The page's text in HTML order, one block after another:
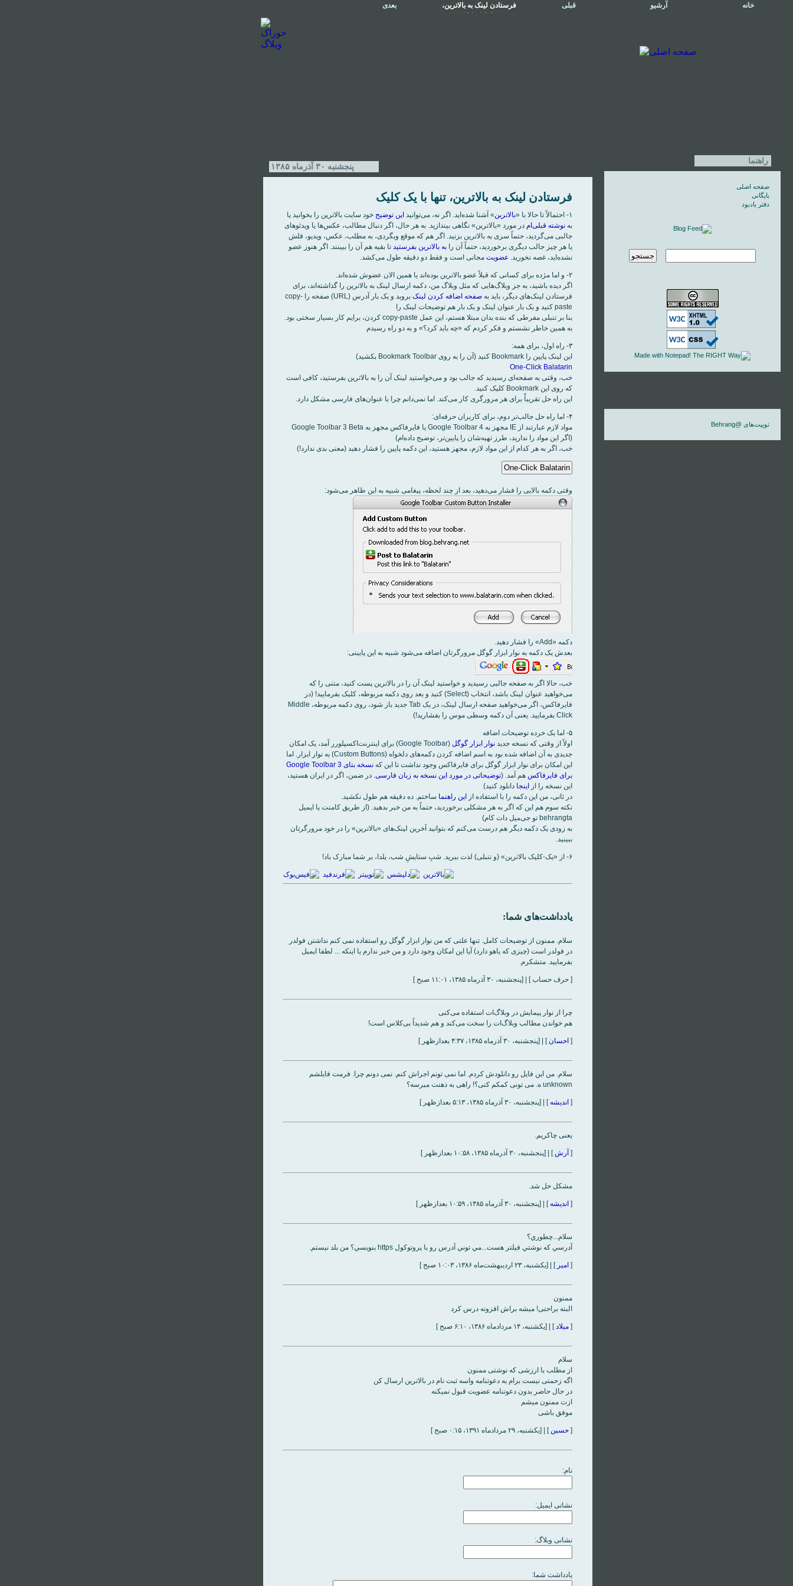
خانه آرشیو قبلی
فرستادن لينک به بالاترين،
بعدی
پنجشنبه ۳۰ آذر‌ماه ۱۳۸۵
فرستادن لينک به بالاترين، تنها با يک کليک
۱- احتمالاً تا حالا با « بالاترين» آشنا شده‌ايد. اگر نه، می‌توانيد اين توضيح خود سايت بالاترين را بخوانيد يا
به نوشته قبلی‌ام در مورد «بالاترين» نگاهی بيندازيد. به هر حال، اگر دنبال مطالب، عکس‌ها يا ويدئوهای
جالبی می‌گرديد، حتماً سری به بالاترين بزنيد. اگر هم که موقع وبگردی، به مطلب، عکس، ويديو، فلش
يا هر چيز جالب ديگری برخورديد، حتماً آن را به بالاترين بفرستيد تا بقيه هم آن را ببينند. اگر هنوز عضو
نشده‌ايد، غصه نخوريد. عضويت مجانی است و فقط دو دقيقه طول می‌کشد.
۲- و اما مژده برای کسانی که قبلاً عضو بالاترين بوده‌اند يا همين الان عضوش شده‌اند.
اگر ديده باشيد، به جز وبلاگ‌هايی که مثل وبلاگ من، دکمه ارسال لينک به بالاترين را گذاشته‌اند، برای
فرستادن لينک‌های ديگر، بايد به صفحه اضافه کردن لينک
برويد و يک بار آدرس (URL) صفحه را copy-
paste کنيد و يک بار عنوان لينک و يک بار هم توضيحات لينک را
بنا بر تنبلی مفرطی که بنده بدان مبتلا هستم، اين عمل copy-paste کردن، برايم کار بسيار سختی بود.
به همين خاطر نشستم و فکر کردم که «چه بايد کرد؟» و به دو راه رسيدم
۳- راه اول، برای همه:
اين لينک پايين را Bookmark کنيد (آن را به روی Bookmark Toolbar بکشيد)
One-Click Balatarin
خب، وقتی به صفحه‌ای رسيديد که جالب بود و می‌خواستيد لينک آن را به بالاترين بفرستيد، کافی است
که روی اين Bookmark کليک کنيد.
اين راه حل تقريباْ برای هر مرورگری کار می‌کند. اما نمی‌دانم چرا با عنوان‌های فارسی مشکل دارد.
۴- اما راه حل جالب‌تر دوم، برای کاربران حرفه‌ای:
مواد لازم عبارتند از IE مجهز به Google Toolbar 4 يا فايرفاکس مجهز به Google Toolbar 3 Beta
(اگر اين مواد را نداريد، طرز تهيه‌شان را پايين‌تر، توضيح داده‌ام)
خب، اگر به هر کدام از اين مواد لازم، مجهز هستيد، اين دکمه پايين را فشار دهيد (معنی بدی ندارد!)
وقتی دکمه بالايی را فشار می‌دهيد، بعد از چند لحظه، پيغامی شبيه به اين ظاهر می‌شود:
دکمه «Add» را فشار دهيد.
بعدش يک دکمه به نوار ابزار گوگل مرورگرتان اضافه می‌شود شبيه به اين پايينی:
خب، حالا اگر به صفحه جالبی رسيديد و خواستيد لينک آن را در بالاترين پست کنيد، متنی را که
می‌خواهيد عنوان لينک باشد، انتخاب (Select) کنيد و بعد روی دکمه مربوطه، کليک بفرماييد! (در
فايرفاکس، اگر می‌خواهيد صفحه ارسال لينک، در يک Tab جديد باز شود، روی دکمه مربوطه، Middle
Click بفرماييد. يعنی آن دکمه وسطی موس را بفشاريد!)
۵- اما يک خرده توضيحات اضافه
اولاً از وقتی که نسخه جديد نوار ابزار گوگل
(Google Toolbar) برای اينترنت‌اکسپلورر آمد، يک امکان
جديدی به آن اضافه شده بود به اسم اضافه کردن دکمه‌های دلخواه (Custom Buttons) به نوار ابزار. اما
اين امکان برای نوار ابزار گوگل برای فايرفاکس وجود نداشت تا اين که
نسخه بتای Google Toolbar 3
برای فايرفاکس هم آمد. (توضيحاتی در مورد اين نسخه به زبان فارسی . در ضمن، اگر در ايران هستيد،
اين نسخه را از اينجا دانلود کنيد)
در ثانی، من اين دکمه را با استفاده از اين راهنما ساختم. ده دقيقه هم طول نکشيد.
نکته سوم هم اين که اگر به هر مشکلی برخورديد، حتماً به من خبر بدهيد. (از طريق کامنت يا ايميل
behrangta تو جی‌ميل دات کام)
به زودی يک دکمه ديگر هم درست می‌کنم که بتوانيد آخرين لينک‌های «بالاترين» را در خود مرورگرتان
ببينيد.
۶- از «يک-کليک بالاترين» (و تنبلی) لذت ببريد. شبِ ستايشِ شب، يلدا، بر شما مبارک باد!
یادداشت‌های شما:
سلام. ممنون از توضیحات کامل. تنها علتی که من نوار ابزار گوگل رو استفاده نمی کنم نداشتن فولدر
در فولدر است (چیزی که یاهو دارد) آیا این امکان وجود دارد و من خبر ندارم یا اینکه ... لطفا ایمیل
بفرمایید. متشکرم.
[ حرف حساب ] | [پنجشنبه، ۳۰ آذر‌ماه ۱۳۸۵، ۱۱:۰۱ صبح ]
چرا از نوار پیمایش در وبلاگ‌ات استفاده می‌کنی
هم خواندن مطالب وبلاگ‌ات را سخت می‌کند و هم شدیداً بی‌کلاس است!
[ احسان] | [پنجشنبه، ۳۰ آذر‌ماه ۱۳۸۵، ۴:۳۷ بعدازظهر ]
سلام. من این فایل رو دانلودش کردم. اما نمی تونم اجراش کنم. نمی دونم چرا. فرمت فایلشم
unknown ه. می تونی کمکم کنی؟! راهی به ذهنت میرسه؟
[ اندیشه] | [پنجشنبه، ۳۰ آذر‌ماه ۱۳۸۵، ۵:۱۳ بعدازظهر ]
یعنی چاکریم.
[ آرش] | [پنجشنبه، ۳۰ آذر‌ماه ۱۳۸۵، ۱۰:۵۸ بعدازظهر ]
مشکل حل شد.
[ اندیشه] | [پنجشنبه، ۳۰ آذر‌ماه ۱۳۸۵، ۱۰:۵۹ بعدازظهر ]
سلام...چطوري؟
آدرسي كه نوشتي فيلتر هست...مي توني آدرس رو با پروتوكول https بنويسي؟ من بلد نيستم.
[ امير ] | [یکشنبه، ۲۳ اردیبهشت‌ماه ۱۳۸۶، ۱۰:۰۳ صبح ]
ممنون
البته براحتی! میشه براش افزونه درس کرد
[ میلاد] | [یکشنبه، ۱۴ مرداد‌ماه ۱۳۸۶، ۶:۱۰ صبح ]
سلام
از مطلب با ارزشی که نوشتی ممنون
اگه زحمتی نیست برام یه دعوتنامه واسه ثبت نام در بالاترین ارسال کن
در حال حاضر بدون دعوتنامه عضویت قبول نمیکنه
ازت ممنون میشم
موفق باشی
[ حسین] | [یکشنبه، ۲۹ مرداد‌ماه ۱۳۹۱، ۰:۱۵ صبح ]
نام:
نشانی ایمیل:
نشانی وبلاگ:
یادداشت شما:
راهنما
صفحه اصلی
بایگانی
دفتر یادبود
توییت‌های @Behrang